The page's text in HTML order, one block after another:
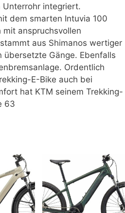
Unterrohr integriert.
dem smarten Intuvia 100
mit anspruchsvollen
aus Shimanos wertiger
übersetzte Gänge. Ebenfalls
Ordentlich
E-Bike auch bei
hat KTM seinem Trekking-
63